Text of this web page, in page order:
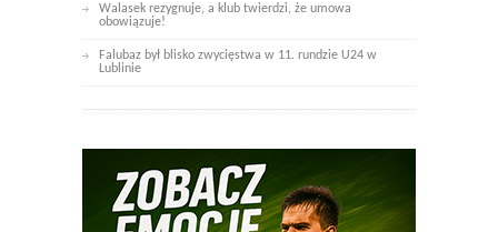
Walasek rezygnuje, a klub twierdzi, że umowa
obowiązuje!
Falubaz był blisko zwycięstwa w 11. rundzie U24 w
Lublinie